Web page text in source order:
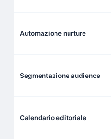
Automazione nurture
Segmentazione audience
Calendario editoriale